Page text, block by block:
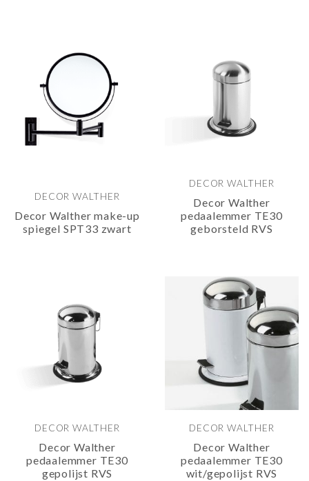
DECOR WALTHER
Decor Walther make-up
spiegel SPT33 zwart
DECOR WALTHER
Decor Walther
pedaalemmer TE30
geborsteld RVS
DECOR WALTHER
Decor Walther
pedaalemmer TE30
gepolijst RVS
DECOR WALTHER
Decor Walther
pedaalemmer TE30
wit/gepolijst RVS